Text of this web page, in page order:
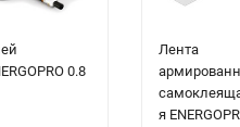
0.8
Лента
я